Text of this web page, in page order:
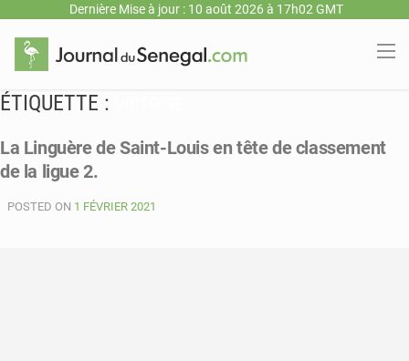
Dernière Mise à jour : 10 août 2026 à 17h02 GMT
ÉTIQUETTE :
La Linguère de Saint-Louis en tête de classement
de la ligue 2.
POSTED ON 1 FÉVRIER 2021